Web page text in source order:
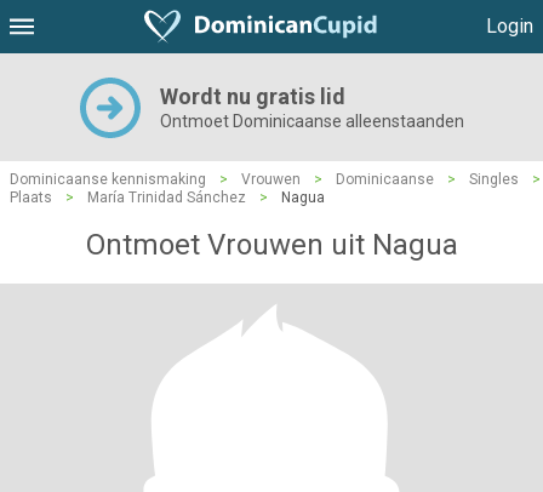
Login
Wordt nu gratis lid
Ontmoet Dominicaanse alleenstaanden
Dominicaanse kennismaking > Vrouwen > Dominicaanse > Singles
>
Plaats
> María Trinidad Sánchez > Nagua
Ontmoet Vrouwen uit Nagua